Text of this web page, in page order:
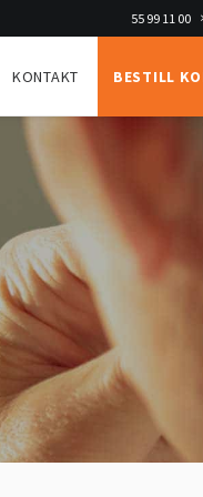
55 99 11 00
KONTAKT BESTILL